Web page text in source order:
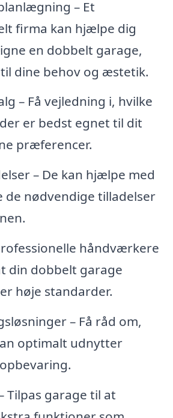
– Et
firma kan hjælpe dig
en dobbelt garage,
dine behov og æstetik.
– Få vejledning i, hvilke
er bedst egnet til dit
præferencer.
– De kan hjælpe med
de nødvendige tilladelser
håndværkere
din dobbelt garage
høje standarder.
– Få råd om,
optimalt udnytter
Tilpas garage til at